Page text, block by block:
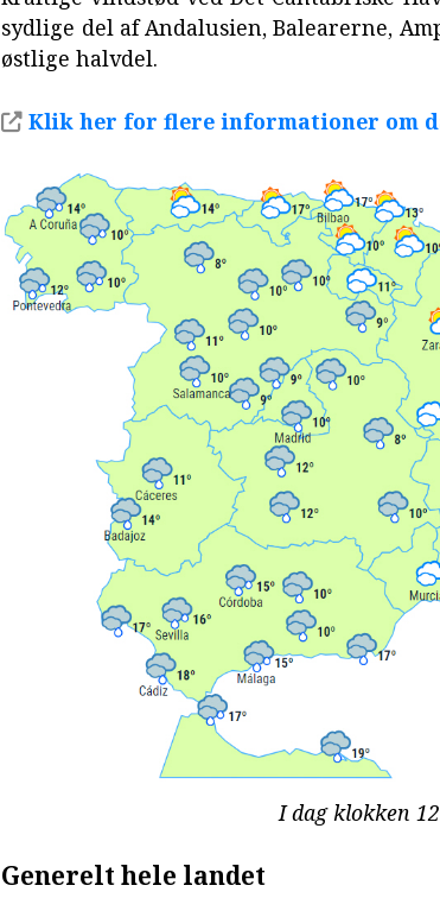
sydlige del af Andalusien, Balearerne,
østlige halvdel.
Klik her for flere informationer om
I dag klokken 12
Generelt hele landet